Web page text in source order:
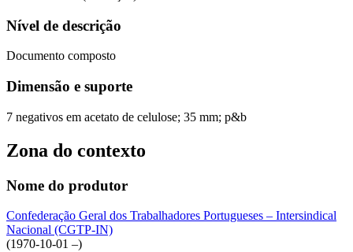
Nível de descrição
Documento composto
Dimensão e suporte
7 negativos em acetato de celulose; 35 mm; p&b
Zona do contexto
Nome do produtor
Confederação Geral dos Trabalhadores Portugueses – Intersindical
Nacional (CGTP-IN)
(1970-10-01 –)